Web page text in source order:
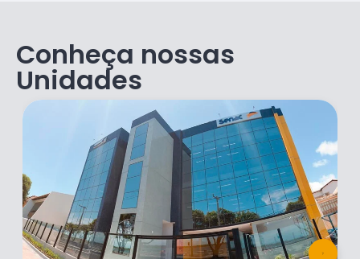
Conheça nossas
Unidades